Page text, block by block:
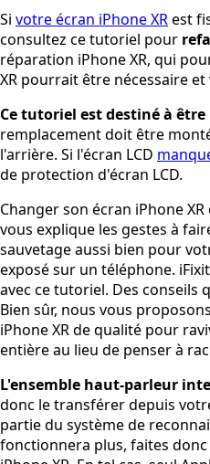
Si votre écran iPhone XRest
consultez ce tutoriel pour
réparation iPhone XR, qui
XR pourrait être nécessaire
Ce tutoriel est destiné à
remplacement doit être
l'arrière. Si l'écran LCD
de protection d'écran LCD.
Changer son écran iPhone
vous explique les gestes à
sauvetage aussi bien pour
exposé sur un téléphone.
avec ce tutoriel. Des conseils
Bien sûr, nous vous
iPhone XR de qualité pour
entière au lieu de penser à
L'ensemble haut-parleur
donc le transférer depuis
partie du système de
fonctionnera plus, faites